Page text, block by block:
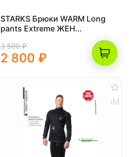
STARKS Брюки WARM Long
pants Extreme ЖЕН
3 500 ₽
2 800 ₽